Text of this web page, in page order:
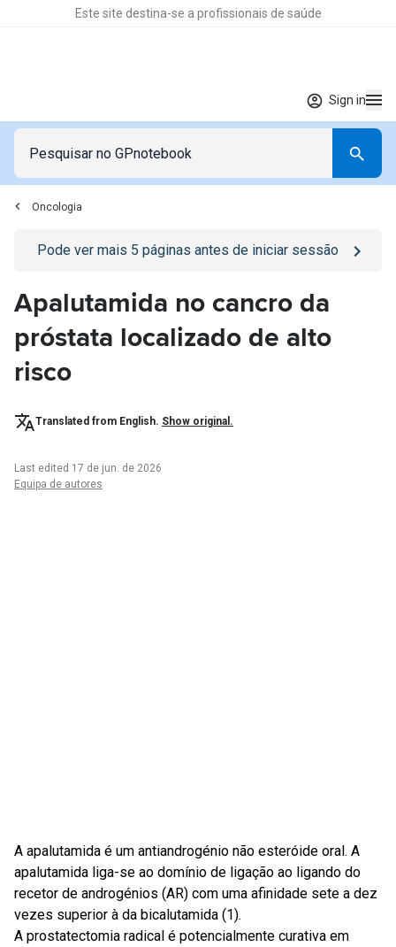
Este site destina-se a profissionais de saúde
Sign in
Oncologia
Go to/sign-inpage
Pode ver mais 5 páginas antes de iniciar sessão
Apalutamida no cancro da
próstata localizado de alto
risco
Translated from English. Show original.
Last edited 17 de jun. de 2026
Equipa de autores
A apalutamida é um antiandrogénio não esteróide oral. A
apalutamida liga-se ao domínio de ligação ao ligando do
recetor de androgénios (AR) com uma afinidade sete a dez
vezes superior à da bicalutamida (1).
A prostatectomia radical é potencialmente curativa em